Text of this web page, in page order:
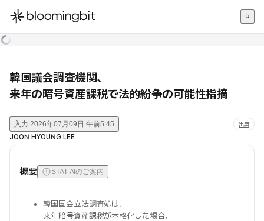
한국어
韓国議会調査機関、
来年の暗号資産課税で法的紛争の可能性指摘
入力 2026年07月09日 午前5:45 出典
JOON HYOUNG LEE
概要 STAT AIのご案内
韓国国会立法調査処は、
来年暗号資産課税が本格化した場合、